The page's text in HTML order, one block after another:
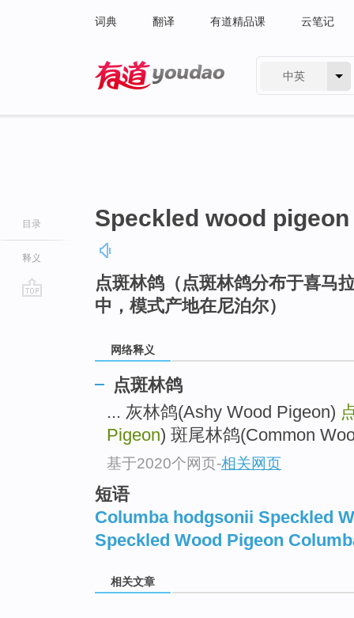
词典 翻译 有道精品课 云笔记
中英
目录
释义
Speckled wood pigeon
点斑林鸽（点斑林鸽分布于喜马
中，模式产地在尼泊尔）
网络释义
点斑林鸽
... 灰林鸽(Ashy Wood Pigeon)
Pigeon) 斑尾林鸽(Common
基于2020个网页-相关网页
短语
Columba hodgsonii Speckled
Speckled Wood Pigeon
相关文章